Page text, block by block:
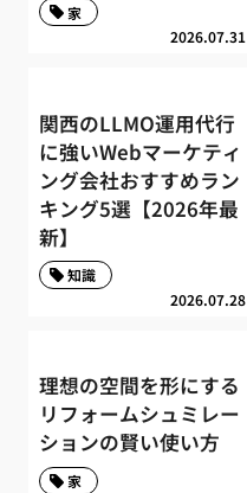
2026.07.31
家
関西のLLMO運用代行
に強いWebマーケティ
ング会社おすすめラン
キング5選【2026年最
新】
2026.07.28
知識
理想の空間を形にする
リフォームシュミレー
ションの賢い使い方
家